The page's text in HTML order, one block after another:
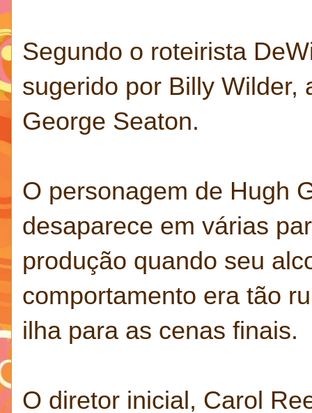
Segundo o roteirista
sugerido por Billy Wilder,
George Seaton.
O personagem de Hugh
desaparece em várias
produção quando seu
comportamento era tão
ilha para as cenas finais.
O diretor inicial, Carol